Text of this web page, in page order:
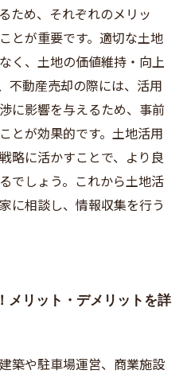
きたい、土地活用がも
ため、それぞれのメリッ
とが重要です。適切な土地
く、土地の価値維持・向上
不動産売却の際には、活用
に影響を与えるため、事前
とが効果的です。土地活用
略に活かすことで、より良
でしょう。これから土地活
に相談し、情報収集を行う
メリット・デメリットを詳
築や駐車場運営、商業施設